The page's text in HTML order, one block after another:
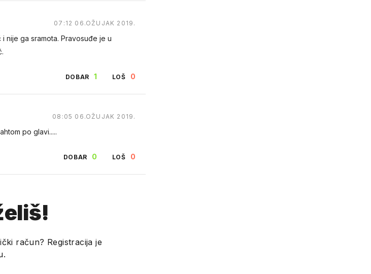
07:12 06.OŽUJAK 2019.
nije ga sramota. Pravosuđe je u
DOBAR 1 LOŠ 0
08:05 06.OŽUJAK 2019.
po glavi.....
DOBAR 0 LOŠ 0
račun? Registracija je